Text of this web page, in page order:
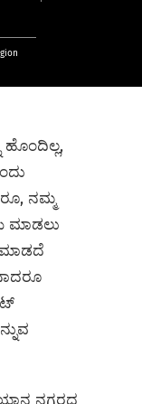
ನಮ್ಮ
ಮಾಡಲು
ಮಾಡದೆ
ನಗರದ